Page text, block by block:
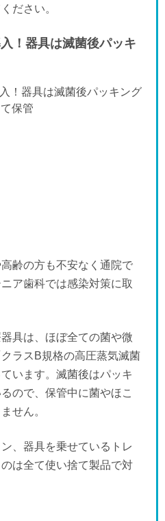
ださい。
！器具は滅菌後パッキ
齢の方も不安なく通院で
ア歯科では感染対策に取
具は、ほぼ全ての菌や微
ラスB規格の高圧蒸気滅菌
います。滅菌後はパッキ
ので、保管中に菌やほこ
せん。
、器具を乗せているトレ
は全て使い捨て製品で対